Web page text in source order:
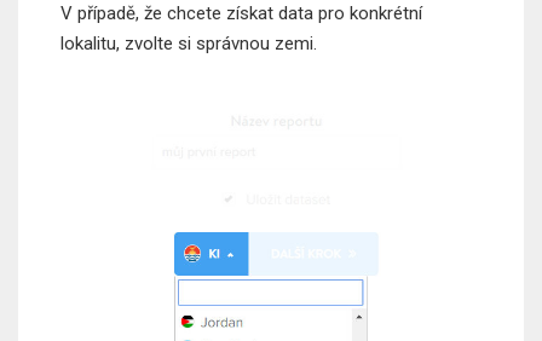
V případě, že chcete získat data pro konkrétní
lokalitu, zvolte si správnou zemi.